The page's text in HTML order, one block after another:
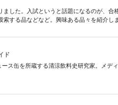
ました。入試というと話題になるのが、
する品などなど。興味ある品々を紹介しま
ド
ス缶を所蔵する清涼飲料史研究家。メディ